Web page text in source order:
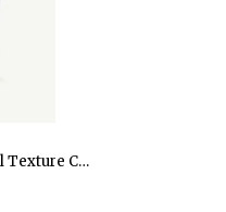
Luxa Professional Texture Comb Profesyonel Saç Doku Tarağı